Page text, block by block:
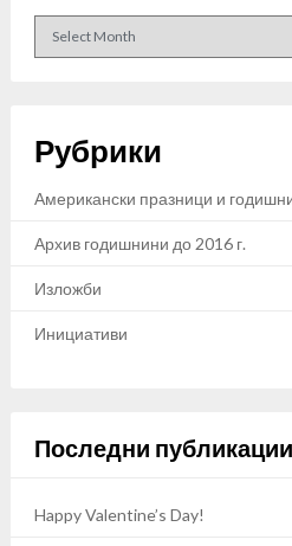
Archives
Рубрики
Американски празници и
Архив годишнини до 2016 г.
Изложби
Инициативи
Последни публикации
Happy Valentine’s Day!